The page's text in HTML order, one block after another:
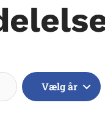
Søg
Vælg år